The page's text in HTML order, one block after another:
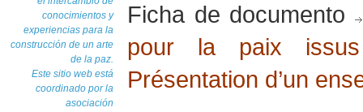
conocimientos y
experiencias para la
construcción de un arte
de la paz.
Este sitio web está
coordinado por la
asociación
Ficha de documento
pour la paix
Présentation d’un